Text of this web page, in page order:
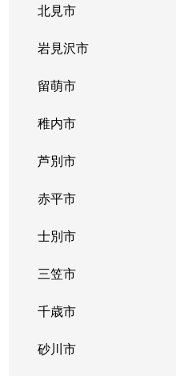
北見市
岩見沢市
留萌市
稚内市
芦別市
赤平市
士別市
三笠市
千歳市
砂川市